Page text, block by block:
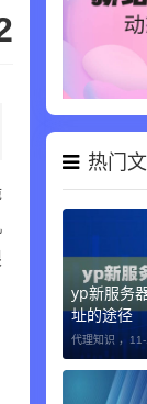
热门
yp新服务
址的途径
11-